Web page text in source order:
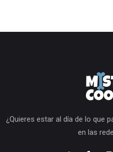
¿Quieres estar al día de lo que
en las